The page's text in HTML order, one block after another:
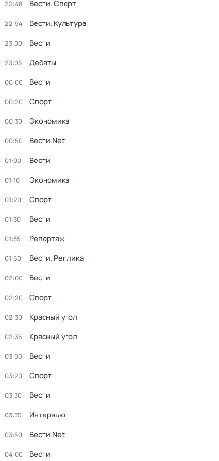
22:48 Вести. Спорт
22:54 Вести. Культура
23:00 Вести
23:05 Дебаты
00:00 Вести
00:20 Спорт
00:30 Экономика
00:50 Вести.Net
01:00 Вести
01:10 Экономика
01:20 Спорт
01:30 Вести
01:35 Репортаж
01:50 Вести. Реплика
02:00 Вести
02:20 Спорт
02:30 Красный угол
02:35 Красный угол
03:00 Вести
03:20 Спорт
03:30 Вести
03:35 Интервью
03:50 Вести.Net
04:00 Вести